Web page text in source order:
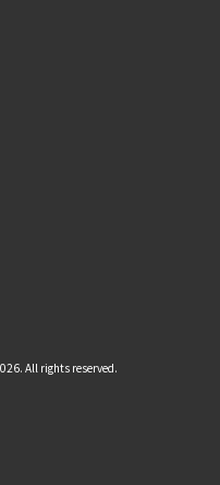
All rights reserved.